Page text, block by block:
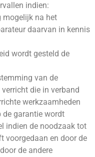
indien:
mogelijk na het
daarvan in kennis
wordt gesteld de
van de
die in verband
werkzaamheden
de garantie wordt
indien de noodzaak tot
voorgedaan en door de
de andere